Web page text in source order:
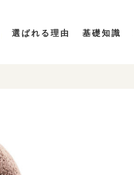
選ばれる理由 基礎知識